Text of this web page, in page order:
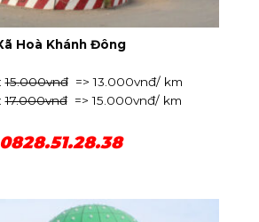
Hoà Khánh Đông
15.000vnđ=> 13.000vnđ/ km
17.000vnđ=> 15.000vnđ/ km
0828.51.28.38